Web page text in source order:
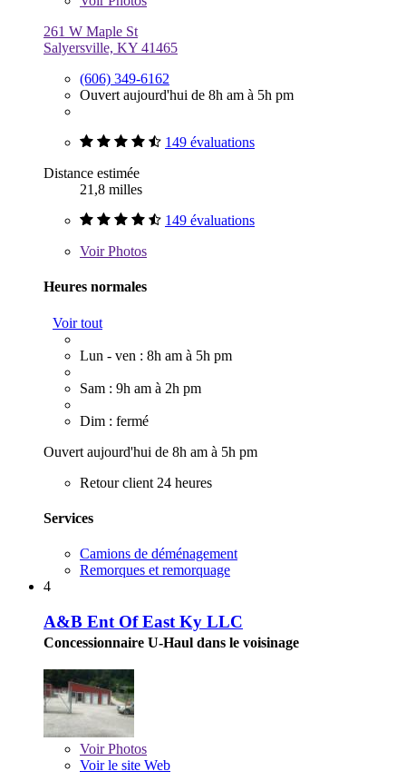
261 W Maple St
Salyersville, KY 41465
(606) 349-6162
Ouvert aujourd'hui de 8h am à 5h pm
149 évaluations
Distance estimée
21,8 milles
149 évaluations
VoirPhotos
Heures normales
Voir tout
Lun - ven : 8h am à 5h pm
Sam : 9h am à 2h pm
Dim : fermé
Ouvert aujourd'hui de 8h am à 5h pm
Retour client 24 heures
Services
Camions de déménagement
Remorques et remorquage
4
A&B Ent Of East Ky LLC
Concessionnaire U-Haul dans le voisinage
VoirPhotos
Voir le site Web